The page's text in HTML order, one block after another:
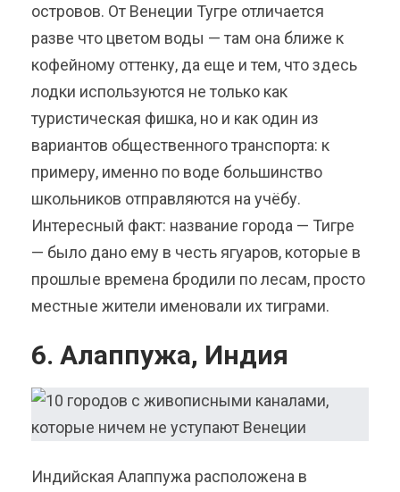
островов. От Венеции Тугре отличается
разве что цветом воды — там она ближе к
кофейному оттенку, да еще и тем, что здесь
лодки используются не только как
туристическая фишка, но и как один из
вариантов общественного транспорта: к
примеру, именно по воде большинство
школьников отправляются на учёбу.
Интересный факт: название города — Тигре
— было дано ему в честь ягуаров, которые в
прошлые времена бродили по лесам, просто
местные жители именовали их тиграми.
6. Алаппужа, Индия
Индийская Алаппужа расположена в